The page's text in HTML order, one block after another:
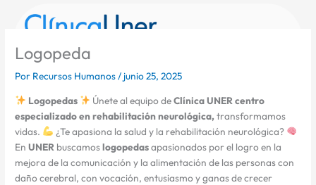
965 12 46 86
info@clinicauner.es
Logopeda
Por Recursos Humanos/ junio 25, 2025
Logopedas
Únete al equipo deClínica UNER centro
especializado en rehabilitación neurológica, transformamos
vidas.
¿Te apasiona la salud y la rehabilitación neurológica?
EnUNER buscamoslogopedasapasionados por el logro en la
mejora de la comunicación y la alimentación de las personas con
daño cerebral, con vocación, entusiasmo y ganas de crecer